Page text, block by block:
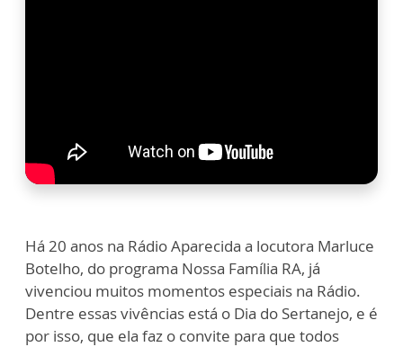
Há 20 anos na Rádio Aparecida a locutora Marluce
Botelho, do programa Nossa Família RA, já
vivenciou muitos momentos especiais na Rádio.
Dentre essas vivências está o Dia do Sertanejo, e é
por isso, que ela faz o convite para que todos